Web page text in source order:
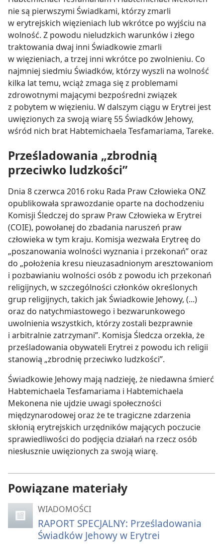
nie są pierwszymi Świadkami, którzy zmarli
w erytrejskich więzieniach lub wkrótce po wyjściu na
wolność. Z powodu nieludzkich warunków i złego
traktowania dwaj inni Świadkowie zmarli
w więzieniach, a trzej inni wkrótce po zwolnieniu. Co
najmniej siedmiu Świadków, którzy wyszli na wolność
kilka lat temu, wciąż zmaga się z problemami
zdrowotnymi mającymi bezpośredni związek
z pobytem w więzieniu. W dalszym ciągu w Erytrei jest
uwięzionych za swoją wiarę 55 Świadków Jehowy,
wśród nich brat Habtemichaela Tesfamariama, Tareke.
Prześladowania „zbrodnią
przeciwko ludzkości”
Dnia 8 czerwca 2016 roku Rada Praw Człowieka ONZ
opublikowała sprawozdanie oparte na dochodzeniu
Komisji Śledczej do spraw Praw Człowieka w Erytrei
(COIE), powołanej do zbadania naruszeń praw
człowieka w tym kraju. Komisja wezwała Erytreę do
„poszanowania wolności wyznania i przekonań” oraz
do „położenia kresu nieuzasadnionym aresztowaniom
i pozbawianiu wolności osób z powodu ich przekonań
religijnych, w szczególności członków określonych
grup religijnych, takich jak Świadkowie Jehowy, (...)
oraz do natychmiastowego i bezwarunkowego
uwolnienia wszystkich, którzy zostali bezprawnie
i arbitralnie zatrzymani”. Komisja Śledcza orzekła, że
prześladowania obywateli Erytrei z powodu ich religii
stanowią „zbrodnię przeciwko ludzkości”.
Świadkowie Jehowy mają nadzieję, że niedawna śmierć
Habtemichaela Tesfamariama i Habtemichaela
Mekonena nie ujdzie uwagi społeczności
międzynarodowej oraz że te tragiczne zdarzenia
skłonią erytrejskich urzędników mających poczucie
sprawiedliwości do podjęcia działań na rzecz osób
niesłusznie uwięzionych za swoją wiarę.
Powiązane materiały
WIADOMOŚCI
RAPORT SPECJALNY: Prześladowania
Świadków Jehowy w Erytrei